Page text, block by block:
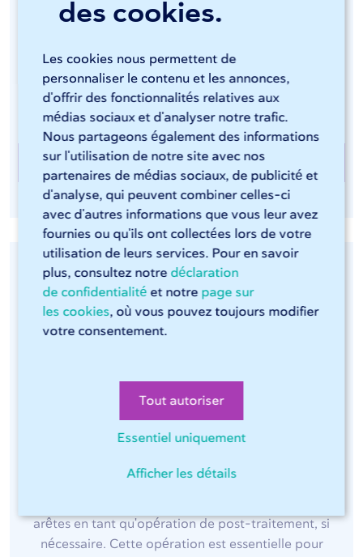
des cookies.
Les cookies nous permettent de
personnaliser le contenu et les annonces,
d'offrir des fonctionnalités relatives aux
médias sociaux et d'analyser notre trafic.
Nous partageons également des informations
sur l'utilisation de notre site avec nos
partenaires de médias sociaux, de publicité et
d'analyse, qui peuvent combiner celles-ci
avec d'autres informations que vous leur avez
fournies ou qu'ils ont collectées lors de votre
utilisation de leurs services. Pour en savoir
plus, consultez notre déclaration
de confidentialité et notre page sur
les cookies, où vous pouvez toujours modifier
votre consentement.
Tout autoriser
Essentiel uniquement
Afficher les détails
commandées par CNC et conviennent parfaitement
sont pliées à tous les angles courants et la correction
par ressort garantit un travail précis, comme vous
pouvez l'attendre de 247TailorSteel.
Plliage chez 247TailorSteel
Finition des contours de l'acier
inoxydable
arêtes en tant qu'opération de post-traitement, si
nécessaire. Cette opération est essentielle pour